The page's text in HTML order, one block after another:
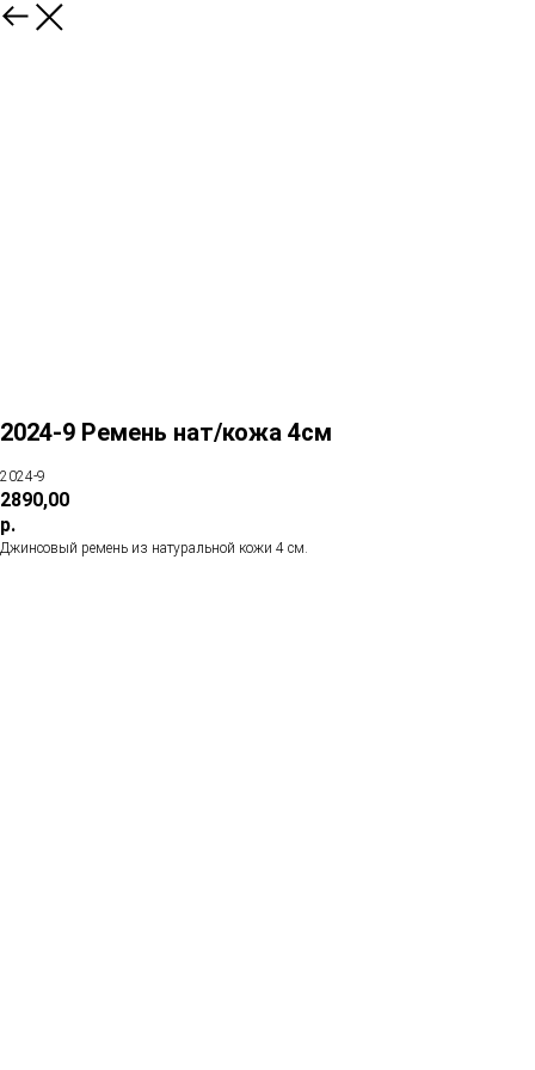
2024-9 Ремень нат/кожа 4см
2024-9
2890,00
р.
Джинсовый ремень из натуральной кожи 4 см.